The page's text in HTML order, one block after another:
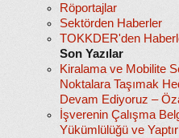
Röportajlar
Sektörden Haberler
TOKKDER'den
Son Yazılar
Kiralama ve Mobilite
Noktalara Taşımak
Devam Ediyoruz –
İşverenin Çalışma
Yükümlülüğü ve